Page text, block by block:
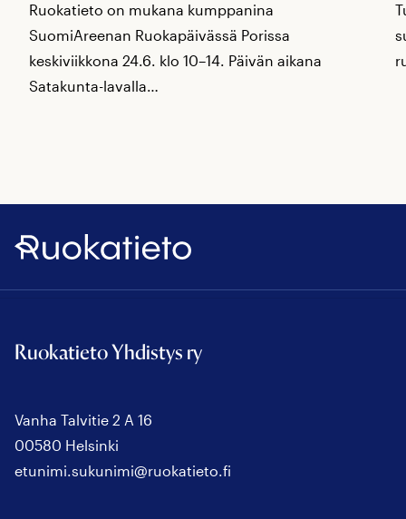
Ruokatieto on mukana kumppanina
SuomiAreenan Ruokapäivässä Porissa
keskiviikkona 24.6. klo 10–14. Päivän aikana
Satakunta-lavalla…
Ruokatieto
Ruokatieto Yhdistys ry
Vanha Talvitie 2 A 16
00580 Helsinki
etunimi.sukunimi@ruokatieto.fi